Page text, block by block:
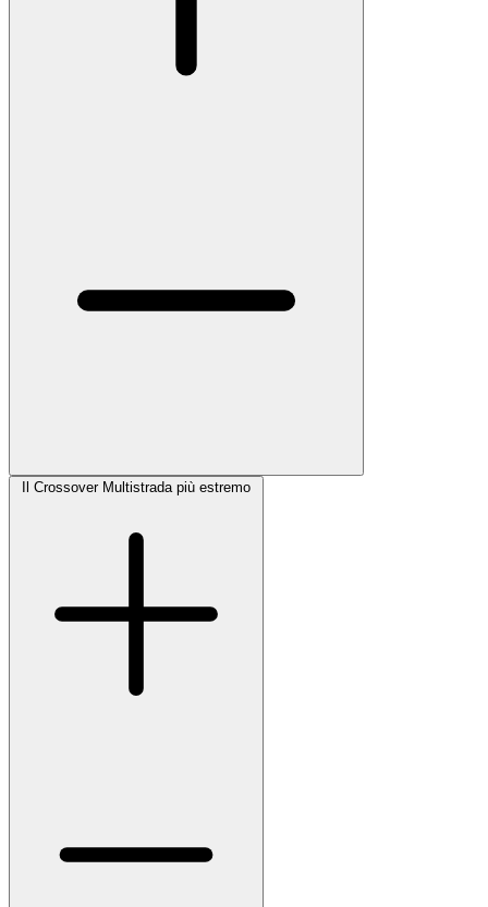
Il Crossover Multistrada più estremo